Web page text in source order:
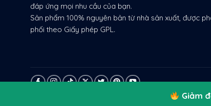
Giảm
đáp ứng mọi nhu cầu của bạn.
Sản phẩm 100% nguyên bản từ nhà sản xuất, được
phối theo Giấy phép GPL.